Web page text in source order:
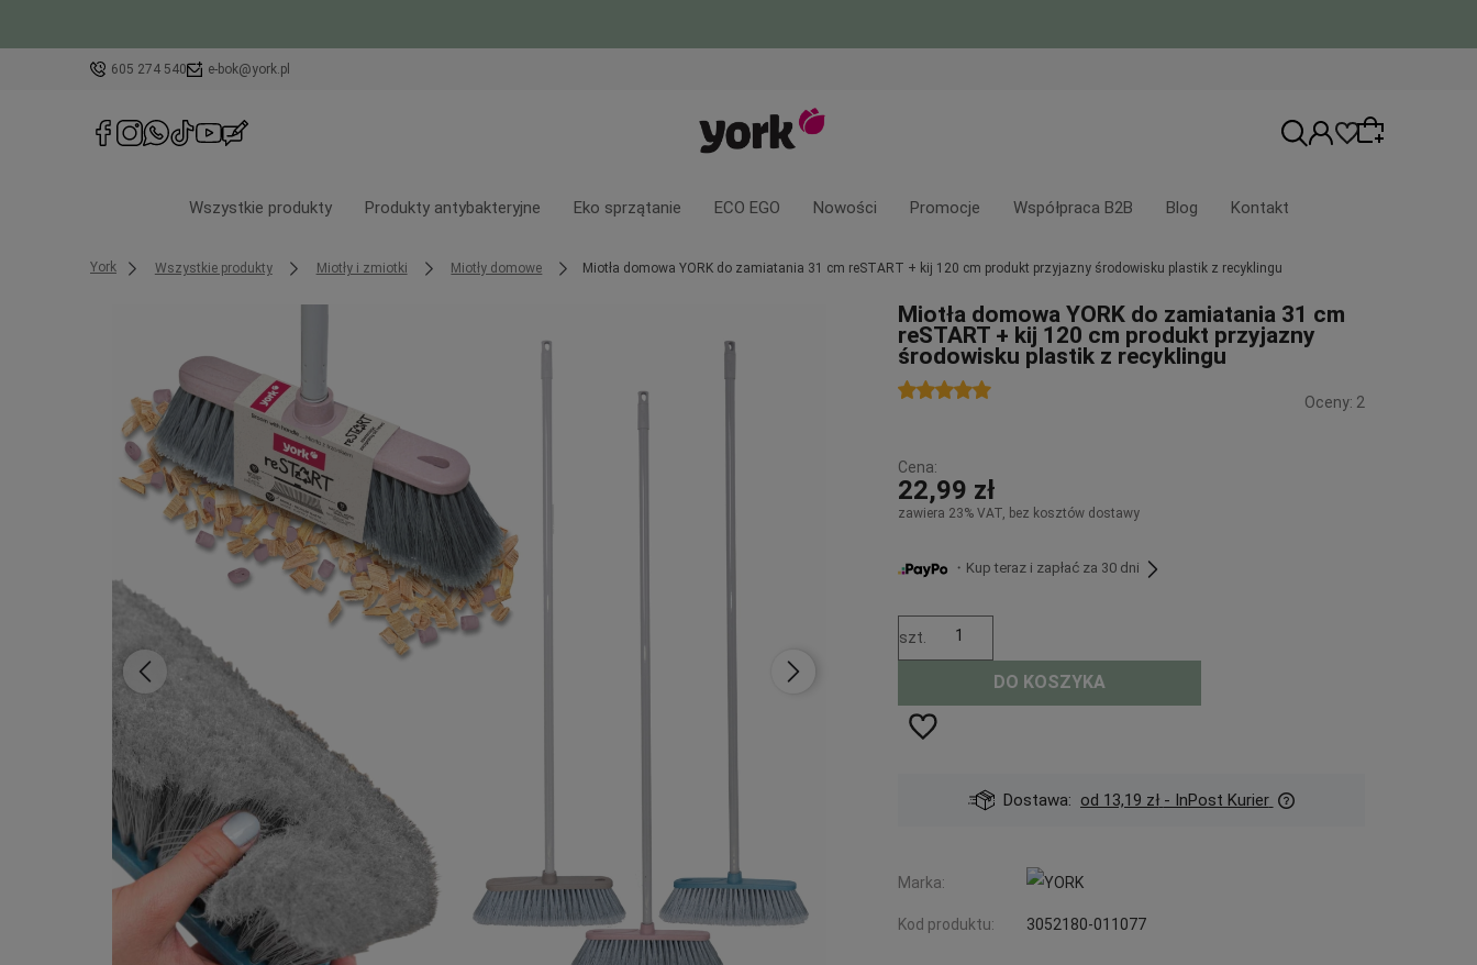
605 274 540 e-bok@york.pl
oferty lub zaloguj się, aby przywrócić
dodane produkty do listy z poprzedniej
sesji.
Wszystkie produkty Produkty antybakteryjne Eko sprzątanie ECO EGO Nowości Promocje Współpraca B2B Blog Kontakt
York Wszystkie produkty Miotły i zmiotki Miotły domowe Miotła domowa YORK do zamiatania 31 cm reSTART + kij 120 cm produkt przyjazny środowisku plastik z recyklingu
Miotła domowa YORK do zamiatania 31 cm
reSTART + kij 120 cm produkt przyjazny
środowisku plastik z recyklingu
Oceny: 2
Cena:
22,99 zł
zawiera 23% VAT, bez kosztów dostawy
・Kup teraz i zapłać za 30 dni
szt.
DO KOSZYKA
Dostępność: duża ilość Dostawa: od 13,19 zł - InPost Kurier
Marka:
Kod produktu: 3052180-011077